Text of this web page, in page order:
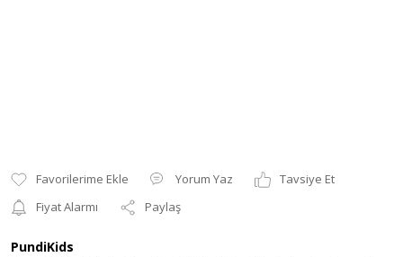
Yorum Yaz
Tavsiye Et
Fiyat Alarmı
Paylaş
PundiKids